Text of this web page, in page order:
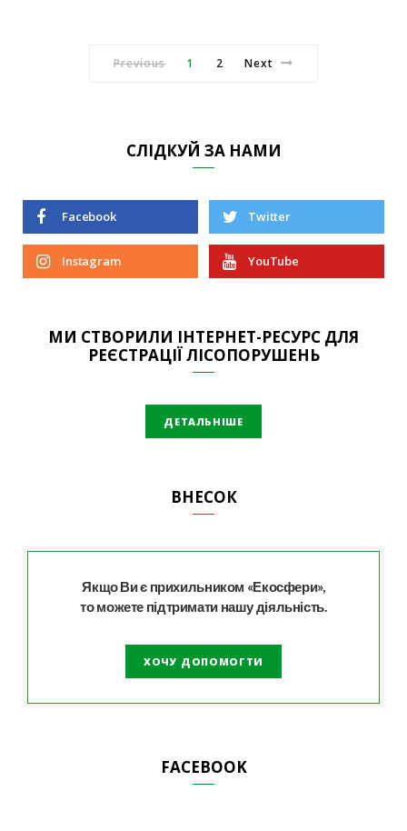
Previous 1 2 Next
СЛІДКУЙ ЗА НАМИ
Facebook Twitter
Instagram YouTube
МИ СТВОРИЛИ ІНТЕРНЕТ-РЕСУРС ДЛЯ
РЕЄСТРАЦІЇ ЛІСОПОРУШЕНЬ
ДЕТАЛЬНІШЕ
ВНЕСОК
Якщо Ви є прихильником «Екосфери»,
то можете підтримати нашу діяльність.
ХОЧУ ДОПОМОГТИ
FACEBOOK